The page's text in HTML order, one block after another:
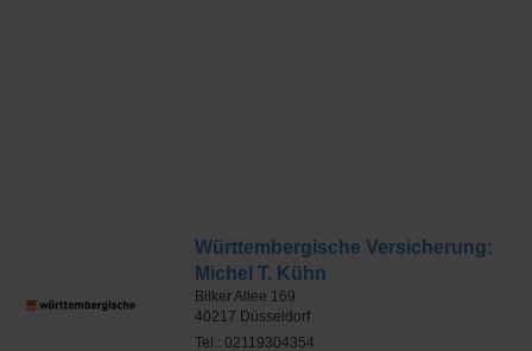
Württembergische Versicherung:
Michel T. Kühn
Bilker Allee 169
40217 Düsseldorf
Tel.: 02119304354